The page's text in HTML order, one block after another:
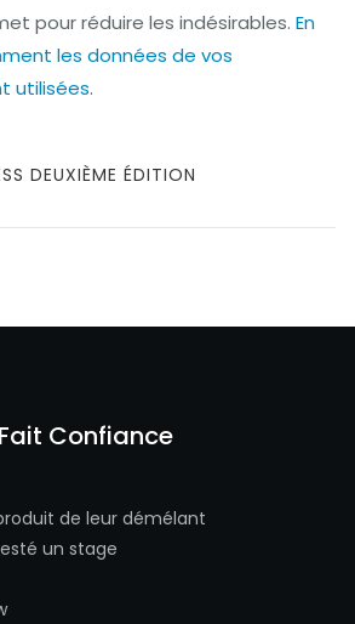
pour réduire les indésirables. En
les données de vos
utilisées.
DEUXIÈME ÉDITION
Confiance
de leur démélant
un stage